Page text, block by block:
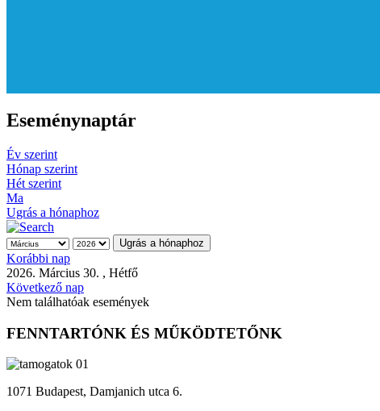
Eseménynaptár
Év szerint
Hónap szerint
Hét szerint
Ma
Ugrás a hónaphoz
Ugrás a hónaphoz
Korábbi nap
2026. Március 30. , Hétfő
Következő nap
Nem találhatóak események
FENNTARTÓNK ÉS MŰKÖDTETŐNK
1071 Budapest, Damjanich utca 6.